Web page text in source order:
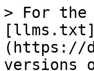
> For the
[llms.txt]
(https://
versions